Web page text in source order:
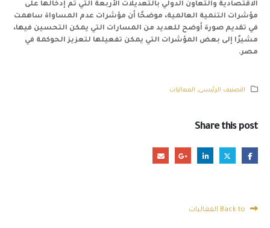
الاقتصادية والتعاون الدولي بالتعديلات الأربعة التي تم إدخالها على
مؤشرات التنمية العالمية، موضحًا أن مؤشرات عدم المساواة ساهمت
في تقديم صورة أوضح للعديد من المسارات التي يمكن التحسين فيها،
مشيرًا إلى بعض المؤشرات التي يمكن تفعيلها لتعزيز الحوكمة في
مصر.
التصنيف الرئيسى, الفعاليات
Share this post